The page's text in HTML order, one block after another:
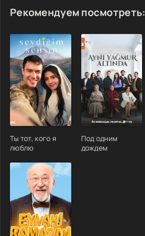
Рекомендуем посмотреть:
Ты тот, кого я
люблю
Под одним
дождем